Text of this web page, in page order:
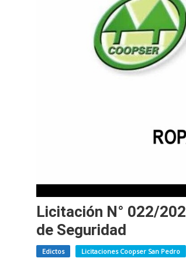
Licitación N° 022/
de Seguridad
Edictos Licitaciones Coopser San Pedro